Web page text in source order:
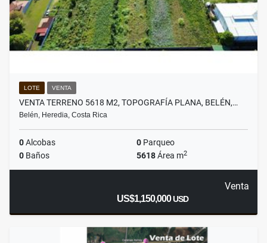
LOTE VENTA
VENTA TERRENO 5618 M2, TOPOGRAFÍA PLANA, BELÉN,…
Belén, Heredia, Costa Rica
0Alcobas 0 Parqueo
0 Baños 5618Área m2
Venta
US$1,150,000USD